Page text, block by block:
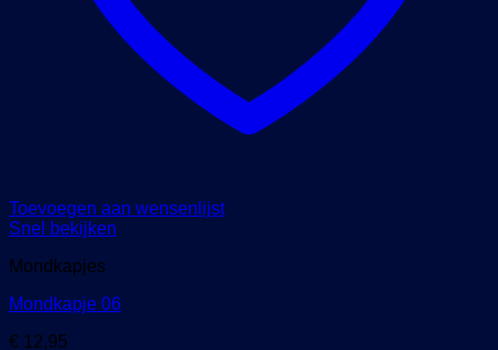
Toevoegen aan wensenlijst
Snel bekijken
Mondkapjes
Mondkapje 06
€ 12,95